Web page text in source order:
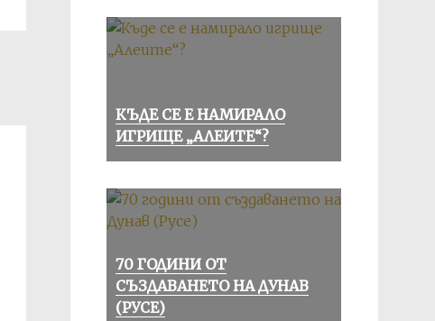
КЪДЕ СЕ Е НАМИРАЛО
ИГРИЩЕ „АЛЕИТЕ“?
70 ГОДИНИ ОТ
СЪЗДАВАНЕТО НА ДУНАВ
(РУСЕ)